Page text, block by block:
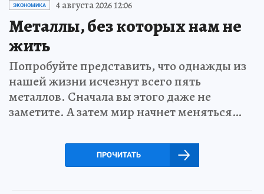
ЭКОНОМИКА 4 августа 2026 12:06
Металлы, без которых нам не
жить
Попробуйте представить, что однажды из
нашей жизни исчезнут всего пять
металлов. Сначала вы этого даже не
заметите. А затем мир начнет меняться…
ПРОЧИТАТЬ